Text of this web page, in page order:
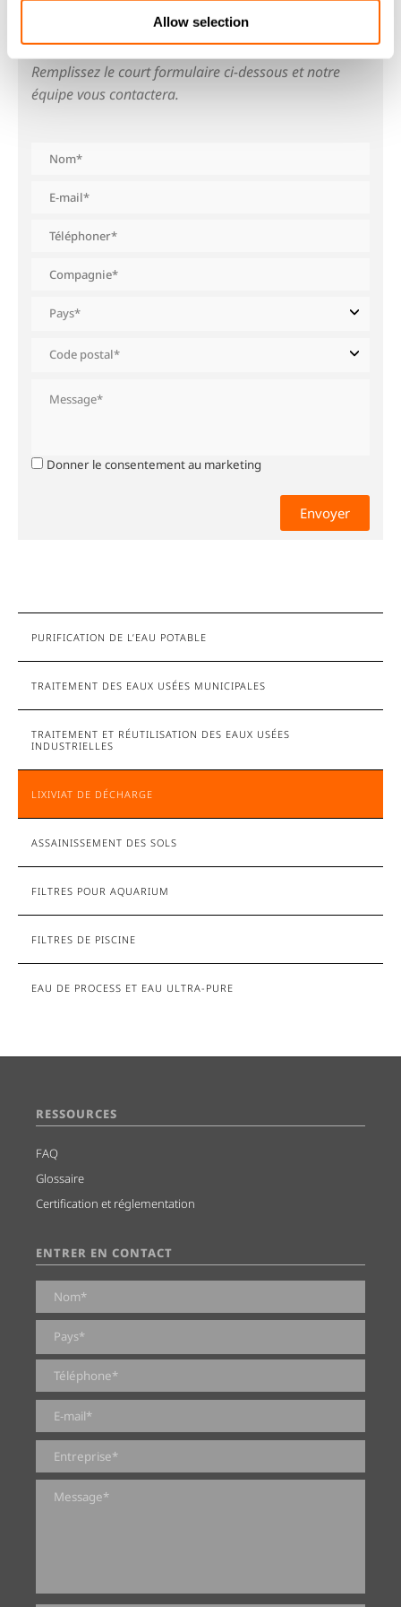
Allow selection
CONTACTEZ-NOUS
Remplissez le court formulaire ci-dessous et notre
équipe vous contactera.
Donner le consentement au marketing
PURIFICATION DE L’EAU POTABLE
TRAITEMENT DES EAUX USÉES MUNICIPALES
TRAITEMENT ET RÉUTILISATION DES EAUX USÉES
INDUSTRIELLES
LIXIVIAT DE DÉCHARGE
ASSAINISSEMENT DES SOLS
FILTRES POUR AQUARIUM
FILTRES DE PISCINE
EAU DE PROCESS ET EAU ULTRA-PURE
RESSOURCES
FAQ
Glossaire
Certification et réglementation
ENTRER EN CONTACT
0 sur 2000 caractères maximum